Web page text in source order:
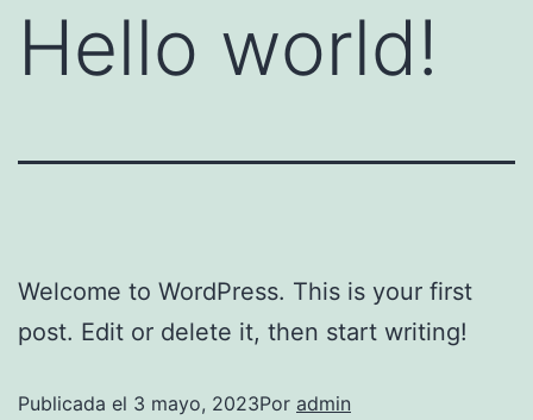
Hello world!
Welcome to WordPress. This is your first
post. Edit or delete it, then start writing!
Publicada el 3 mayo, 2023Por admin